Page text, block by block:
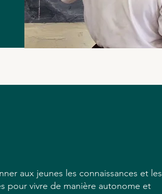
aux jeunes les connaissances et les
pour vivre de manière autonome et